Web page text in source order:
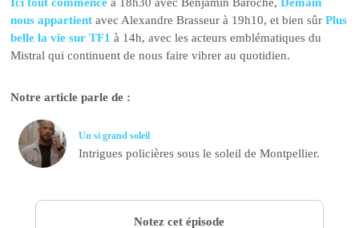
nous appartient avec Alexandre Brasseur à 19h10, et bien sûrPlus
belle la vie sur TF1 à 14h, avec les acteurs emblématiques du
Mistral qui continuent de nous faire vibrer au quotidien.
Notre article parle de :
Un si grand soleil
Intrigues policières sous le soleil de Montpellier.
Notez cet épisode